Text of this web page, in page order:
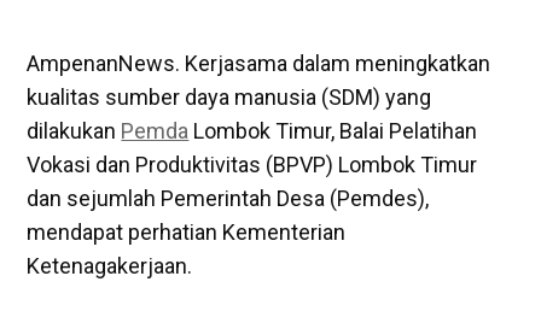
AmpenanNews. Kerjasama dalam meningkatkan
kualitas sumber daya manusia (SDM) yang
dilakukan Pemda Lombok Timur, Balai Pelatihan
Vokasi dan Produktivitas (BPVP) Lombok Timur
dan sejumlah Pemerintah Desa (Pemdes),
mendapat perhatian Kementerian
Ketenagakerjaan.